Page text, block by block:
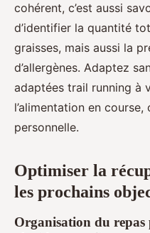
cohérent, c’est aussi
d’identifier la quantité
graisses, mais aussi la
d’allergènes. Adaptez
adaptées trail running à
l’alimentation en course,
personnelle.
Optimiser la
les prochains
Organisation du